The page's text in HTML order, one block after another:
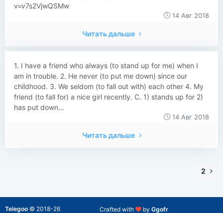
v=v7s2VjwQSMw
14 Авг 2018
Читать дальше
1. I have a friend who always (to stand up for me) when I
am in trouble. 2. He never (to put me down) since our
childhood. 3. We seldom (to fall out with) each other 4. My
friend (to fall for) a nice girl recently. C. 1) stands up for 2)
has put down...
14 Авг 2018
Читать дальше
2
Crafted with by Ggofr
Telegoo © 2018-26